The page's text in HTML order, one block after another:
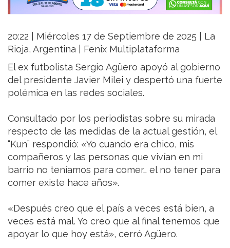
20:22 | Miércoles 17 de Septiembre de 2025 | La
Rioja, Argentina | Fenix Multiplataforma
El ex futbolista Sergio Agüero apoyó al gobierno
del presidente Javier Milei y despertó una fuerte
polémica en las redes sociales.
Consultado por los periodistas sobre su mirada
respecto de las medidas de la actual gestión, el
“Kun” respondió: «Yo cuando era chico, mis
compañeros y las personas que vivían en mi
barrio no teníamos para comer… el no tener para
comer existe hace años».
«Después creo que el país a veces está bien, a
veces está mal. Yo creo que al final tenemos que
apoyar lo que hoy está», cerró Agüero.